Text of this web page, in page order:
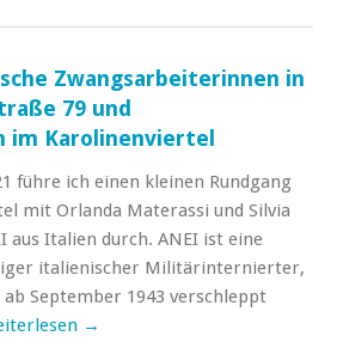
Zwangsarbeiterinnen in
79 und
im Karolinenviertel
führe ich einen kleinen Rundgang
mit Orlanda Materassi und Silvia
aus Italien durch. ANEI ist eine
italienischer Militärinternierter,
September 1943 verschleppt
→